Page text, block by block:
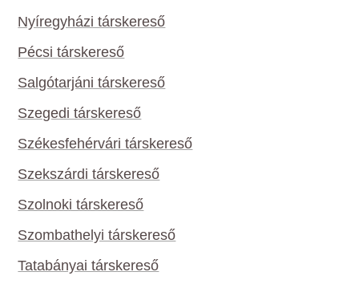
Nyíregyházi társkereső
Pécsi társkereső
Salgótarjáni társkereső
Szegedi társkereső
Székesfehérvári társkereső
Szekszárdi társkereső
Szolnoki társkereső
Szombathelyi társkereső
Tatabányai társkereső